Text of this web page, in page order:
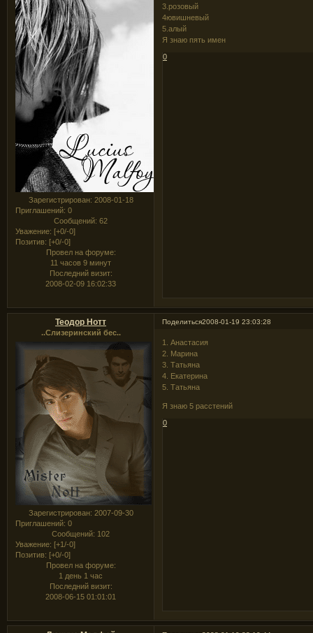
Зарегистрирован: 2008-01-18
Приглашений: 0
Сообщений: 62
Уважение: [+0/-0]
Позитив: [+0/-0]
Провел на форуме:
11 часов 9 минут
Последний визит:
2008-02-09 16:02:33
3.розовый
4ювишневый
5.алый
Я знаю пять имен
0
Поделиться2008-01-19 23:03:28
Теодор Нотт
..Слизеринский бес..
Зарегистрирован: 2007-09-30
Приглашений: 0
Сообщений: 102
Уважение: [+1/-0]
Позитив: [+0/-0]
Провел на форуме:
1 день 1 час
Последний визит:
2008-06-15 01:01:01
1. Анастасия
2. Марина
3. Татьяна
4. Екатерина
5. Татьяна
Я знаю 5 расстений
0